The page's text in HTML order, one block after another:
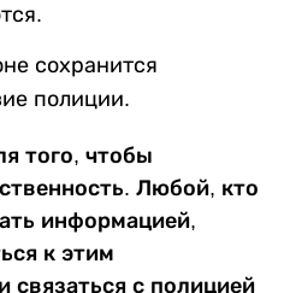
сохранится
полиции.
того, чтобы
Любой, кто
информацией,
к этим
связаться с полицией